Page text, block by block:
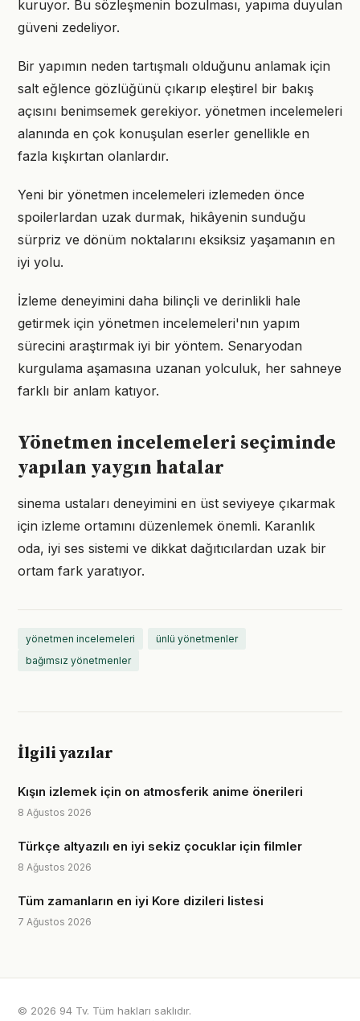
kuruyor. Bu sözleşmenin bozulması, yapıma duyulan
güveni zedeliyor.
Bir yapımın neden tartışmalı olduğunu anlamak için
salt eğlence gözlüğünü çıkarıp eleştirel bir bakış
açısını benimsemek gerekiyor. yönetmen incelemeleri
alanında en çok konuşulan eserler genellikle en
fazla kışkırtan olanlardır.
Yeni bir yönetmen incelemeleri izlemeden önce
spoilerlardan uzak durmak, hikâyenin sunduğu
sürpriz ve dönüm noktalarını eksiksiz yaşamanın en
iyi yolu.
İzleme deneyimini daha bilinçli ve derinlikli hale
getirmek için yönetmen incelemeleri'nın yapım
sürecini araştırmak iyi bir yöntem. Senaryodan
kurgulama aşamasına uzanan yolculuk, her sahneye
farklı bir anlam katıyor.
Yönetmen incelemeleri seçiminde
yapılan yaygın hatalar
sinema ustaları deneyimini en üst seviyeye çıkarmak
için izleme ortamını düzenlemek önemli. Karanlık
oda, iyi ses sistemi ve dikkat dağıtıcılardan uzak bir
ortam fark yaratıyor.
yönetmen incelemeleri
ünlü yönetmenler
bağımsız yönetmenler
İlgili yazılar
Kışın izlemek için on atmosferik anime önerileri
8 Ağustos 2026
Türkçe altyazılı en iyi sekiz çocuklar için filmler
8 Ağustos 2026
Tüm zamanların en iyi Kore dizileri listesi
7 Ağustos 2026
© 2026 94 Tv. Tüm hakları saklıdır.